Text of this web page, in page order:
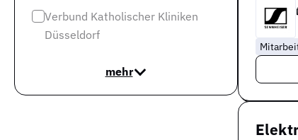
Verbund Katholischer Kliniken
Düsseldorf
mehr